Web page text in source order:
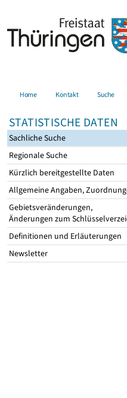
Home Kontakt Suche
STATISTISCHE DATEN
Sachliche Suche
Regionale Suche
Kürzlich bereitgestellte Daten
Allgemeine Angaben,
Gebietsveränderungen,
Änderungen zum
Definitionen und Erläuterungen
Newsletter